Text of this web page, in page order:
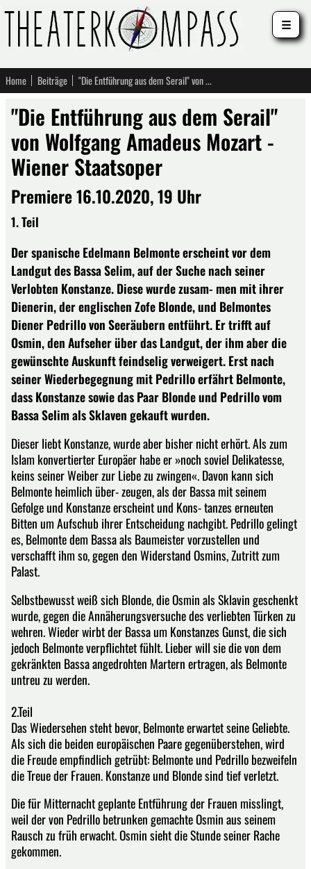
Home Beiträge "Die Entführung aus dem Serail" von Wolfgang Amadeus Mozart - Wiener Staatsoper
"Die Entführung aus dem Serail"
von Wolfgang Amadeus Mozart -
Wiener Staatsoper
Premiere 16.10.2020, 19 Uhr
1. Teil
Der spanische Edelmann Belmonte erscheint vor dem
Landgut des Bassa Selim, auf der Suche nach seiner
Verlobten Konstanze. Diese wurde zusam- men mit ihrer
Dienerin, der englischen Zofe Blonde, und Belmontes
Diener Pedrillo von Seeräubern entführt. Er trifft auf
Osmin, den Aufseher über das Landgut, der ihm aber die
gewünschte Auskunft feindselig verweigert. Erst nach
seiner Wiederbegegnung mit Pedrillo erfährt Belmonte,
dass Konstanze sowie das Paar Blonde und Pedrillo vom
Bassa Selim als Sklaven gekauft wurden.
Dieser liebt Konstanze, wurde aber bisher nicht erhört. Als zum
Islam konvertierter Europäer habe er »noch soviel Delikatesse,
keins seiner Weiber zur Liebe zu zwingen«. Davon kann sich
Belmonte heimlich über- zeugen, als der Bassa mit seinem
Gefolge und Konstanze erscheint und Kons- tanzes erneuten
Bitten um Aufschub ihrer Entscheidung nachgibt. Pedrillo gelingt
es, Belmonte dem Bassa als Baumeister vorzustellen und
verschafft ihm so, gegen den Widerstand Osmins, Zutritt zum
Palast.
Selbstbewusst weiß sich Blonde, die Osmin als Sklavin geschenkt
wurde, gegen die Annäherungsversuche des verliebten Türken zu
wehren. Wieder wirbt der Bassa um Konstanzes Gunst, die sich
jedoch Belmonte verpflichtet fühlt. Lieber will sie die von dem
gekränkten Bassa angedrohten Martern ertragen, als Belmonte
untreu zu werden.
2.Teil
Das Wiedersehen steht bevor, Belmonte erwartet seine Geliebte.
Als sich die beiden europäischen Paare gegenüberstehen, wird
die Freude empfindlich getrübt: Belmonte und Pedrillo bezweifeln
die Treue der Frauen. Konstanze und Blonde sind tief verletzt.
Die für Mitternacht geplante Entführung der Frauen misslingt,
weil der von Pedrillo betrunken gemachte Osmin aus seinem
Rausch zu früh erwacht. Osmin sieht die Stunde seiner Rache
gekommen.
☰